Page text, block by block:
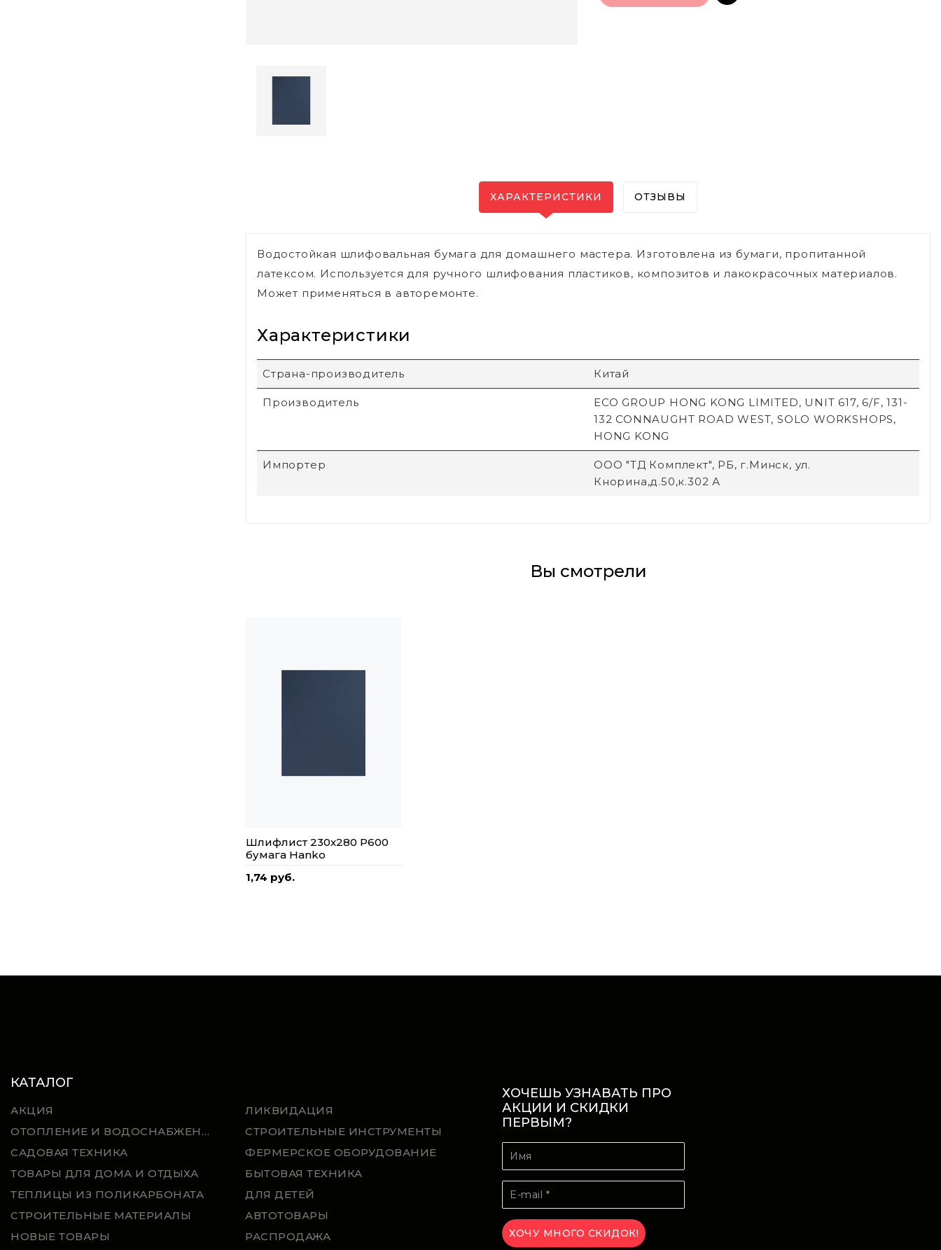
ХАРАКТЕРИСТИКИ ОТЗЫВЫ
Водостойкая шлифовальная бумага для домашнего мастера. Изготовлена из бумаги, пропитанной
латексом. Используется для ручного шлифования пластиков, композитов и лакокрасочных материалов.
Может применяться в авторемонте.
Характеристики
Страна-производитель Китай
Производитель
ECO GROUP HONG KONG LIMITED, UNIT 617, 6/F, 131-
132 CONNAUGHT ROAD WEST, SOLO WORKSHOPS,
HONG KONG
Импортер
ООО "ТД Комплект", РБ, г.Минск, ул.
Кнорина,д.50,к.302 А
Вы смотрели
Шлифлист 230х280 Р600
бумага Hanko
1,74 руб.
КАТАЛОГ
АКЦИЯ
ЛИКВИДАЦИЯ
ОТОПЛЕНИЕ И ВОДОСНАБЖЕНИЕ
СТРОИТЕЛЬНЫЕ ИНСТРУМЕНТЫ
САДОВАЯ ТЕХНИКА
ФЕРМЕРСКОЕ ОБОРУДОВАНИЕ
ТОВАРЫ ДЛЯ ДОМА И ОТДЫХА
БЫТОВАЯ ТЕХНИКА
ТЕПЛИЦЫ ИЗ ПОЛИКАРБОНАТА
ДЛЯ ДЕТЕЙ
СТРОИТЕЛЬНЫЕ МАТЕРИАЛЫ
АВТОТОВАРЫ
НОВЫЕ ТОВАРЫ
РАСПРОДАЖА
ХОЧЕШЬ УЗНАВАТЬ ПРО
АКЦИИ И СКИДКИ
ПЕРВЫМ?